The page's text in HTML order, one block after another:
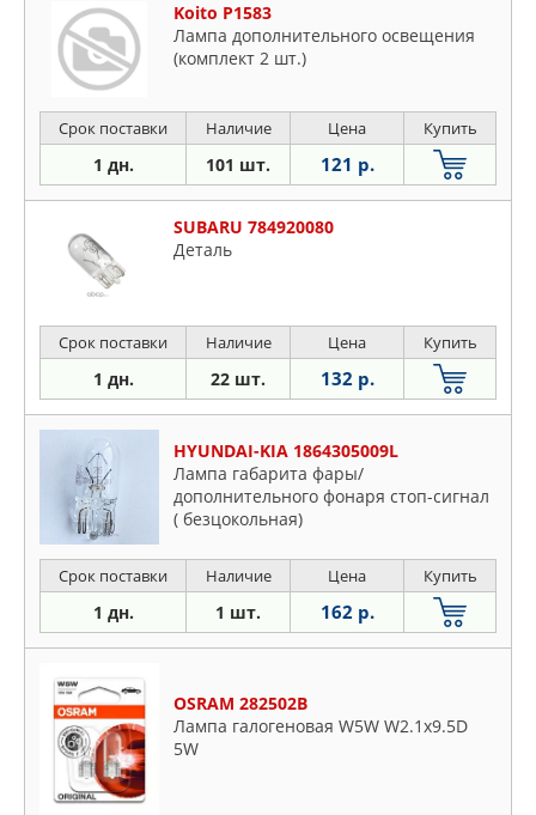
Koito P1583
Лампа дополнительного освещения
(комплект 2 шт.)
Срок поставки Наличие Цена Купить
1 дн. 101 шт. 121 р.
SUBARU 784920080
Деталь
Срок поставки Наличие Цена Купить
1 дн. 22 шт. 132 р.
HYUNDAI-KIA 1864305009L
Лампа габарита фары/
дополнительного фонаря стоп-сигнал
( безцокольная)
Срок поставки Наличие Цена Купить
1 дн. 1 шт. 162 р.
OSRAM 282502B
Лампа галогеновая W5W W2.1x9.5D
5W